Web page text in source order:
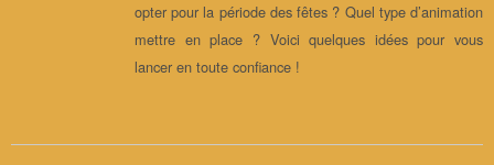
opter pour la période des fêtes ? Quel type d’animation
mettre en place ? Voici quelques idées pour vous
lancer en toute confiance !